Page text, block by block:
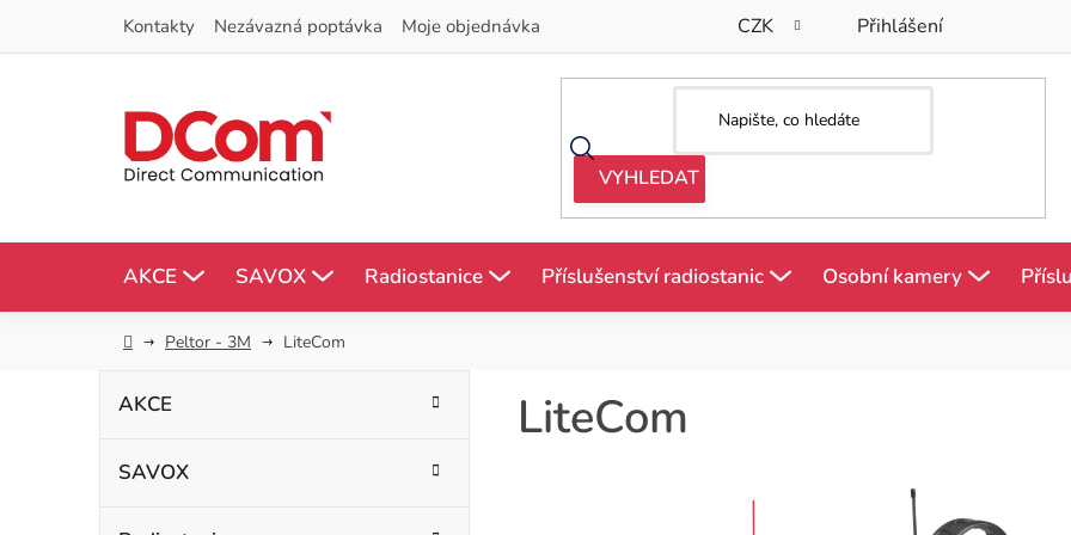
Kontakty Nezávazná poptávka Moje objednávka CZK Přihlášení
AKCE SAVOX Radiostanice Příslušenství radiostanic Osobní kamery
DomůPeltor - 3M LiteCom
P
kategorie
AKCE
SAVOX
LiteCom